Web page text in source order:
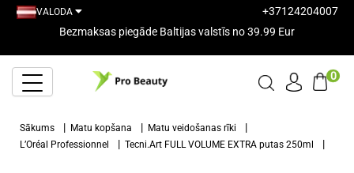
VALODA
+37124204007
Bezmaksas piegāde Baltijas valstīs no 39.99 Eur
0
Sākums Matu kopšana
Matu veidošanas rīki
L’Oréal Professionnel
Tecni.Art FULL VOLUME EXTRA putas 250ml